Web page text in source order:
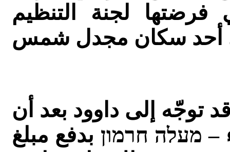
لجنة التنظيم
توجّه إلى داوود بعد أن
– מעלה חרמון بدفع مبلغ